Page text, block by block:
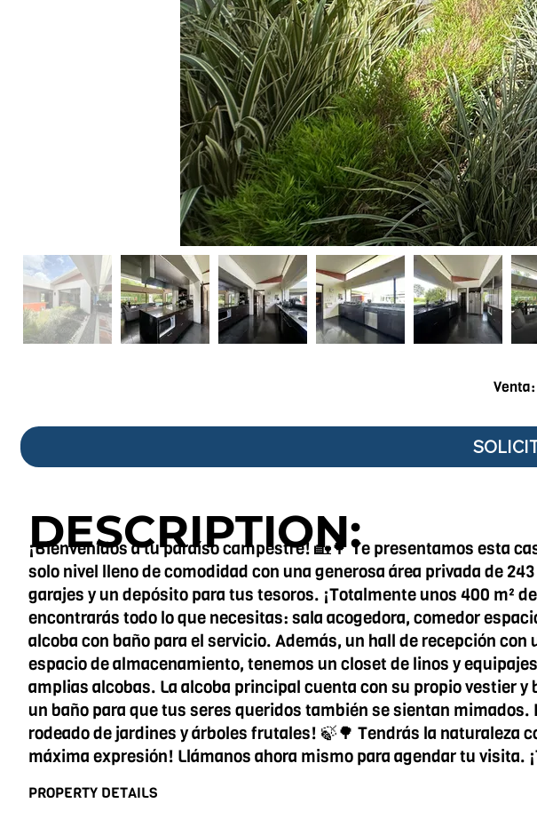
DESCRIPTION:
¡Bienvenidos a tu paraíso campestre! 🏡🌳 Te presentamos esta
solo nivel lleno de comodidad con una generosa área privada de
garajes y un depósito para tus tesoros. ¡Totalmente unos 400 m²
encontrarás todo lo que necesitas: sala acogedora, comedor
alcoba con baño para el servicio. Además, un hall de recepción
espacio de almacenamiento, tenemos un closet de linos y
amplias alcobas. La alcoba principal cuenta con su propio vestier
un baño para que tus seres queridos también se sientan mimados.
rodeado de jardines y árboles frutales! 🍃🌳 Tendrás la naturaleza
máxima expresión! Llámanos ahora mismo para agendar tu visita.
PROPERTY DETAILS